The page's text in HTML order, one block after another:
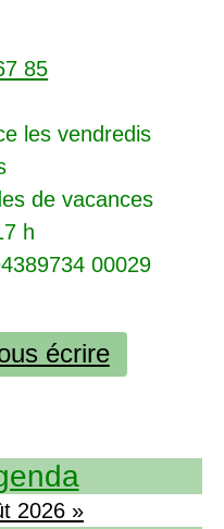
85
les vendredis
de vacances
h
00029
écrire
2026 »